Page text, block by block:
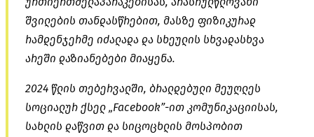
შვილების თანდასწრებით, მასზე ფიზიკურად
რამდენჯერმე იძალადა და სხეულის სხვადასხვა
არეში დაზიანებები მიაყენა.
2024 წლის თებერვალში, ბრალდებული მეუღლეს
სოციალურ ქსელ „Facebook”-ით კომუნიკაციისას,
სახლის დაწვით და სიცოცხლის მოსპობით